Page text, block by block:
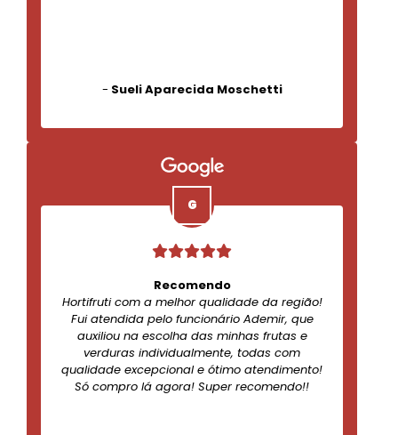
- Sueli Aparecida Moschetti
Recomendo
Hortifruti com a melhor qualidade da região!
Fui atendida pelo funcionário Ademir, que
auxiliou na escolha das minhas frutas e
verduras individualmente, todas com
qualidade excepcional e ótimo atendimento!
Só compro lá agora! Super recomendo!!